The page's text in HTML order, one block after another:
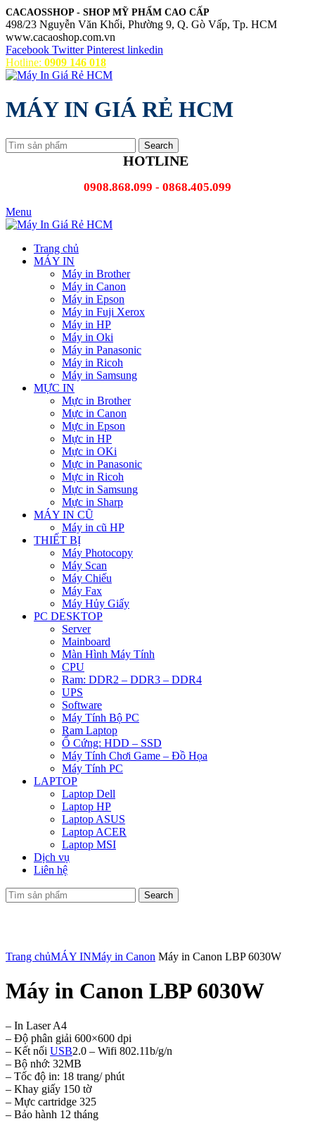
CACAOSSHOP - SHOP MỸ PHẨM CAO CẤP
498/23 Nguyễn Văn Khối, Phường 9, Q. Gò Vấp, Tp. HCM
www.cacaoshop.com.vn
Facebook Twitter Pinterest linkedin
Hotline: 0909 146 018
MÁY IN GIÁ RẺ HCM
Search
HOTLINE
0908.868.099 - 0868.405.099
Menu
Trang chủ
MÁY IN
Máy in Brother
Máy in Canon
Máy in Epson
Máy in Fuji Xerox
Máy in HP
Máy in Oki
Máy in Panasonic
Máy in Ricoh
Máy in Samsung
MỰC IN
Mực in Brother
Mực in Canon
Mực in Epson
Mực in HP
Mực in OKi
Mực in Panasonic
Mực in Ricoh
Mực in Samsung
Mực in Sharp
MÁY IN CŨ
Máy in cũ HP
THIẾT BỊ
Máy Photocopy
Máy Scan
Máy Chiếu
Máy Fax
Máy Hủy Giấy
PC DESKTOP
Server
Mainboard
Màn Hình Máy Tính
CPU
Ram: DDR2 – DDR3 – DDR4
UPS
Software
Máy Tính Bộ PC
Ram Laptop
Ổ Cứng: HDD – SSD
Máy Tính Chơi Game – Đồ Họa
Máy Tính PC
LAPTOP
Laptop Dell
Laptop HP
Laptop ASUS
Laptop ACER
Laptop MSI
Dịch vụ
Liên hệ
Search
Trang chủMÁY INMáy in Canon Máy in Canon LBP 6030W
Máy in Canon LBP 6030W
– In Laser A4
– Độ phân giải 600×600 dpi
– Kết nối USB2.0 – Wifi 802.11b/g/n
– Bộ nhớ: 32MB
– Tốc độ in: 18 trang/ phút
– Khay giấy 150 tờ
– Mực cartridge 325
– Bảo hành 12 tháng